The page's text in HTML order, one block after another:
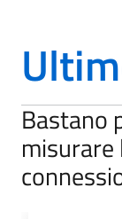
Bastano
misurare